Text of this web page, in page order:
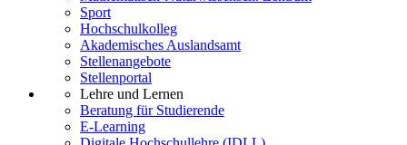
Sport
Hochschulkolleg
Akademisches Auslandsamt
Stellenangebote
Stellenportal
Lehre und Lernen
Beratung für Studierende
E-Learning